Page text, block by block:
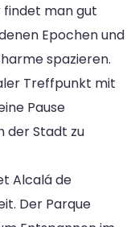
findet man gut
Epochen und
spazieren.
Treffpunkt mit
Pause
der Stadt zu
Alcalá de
Der Parque